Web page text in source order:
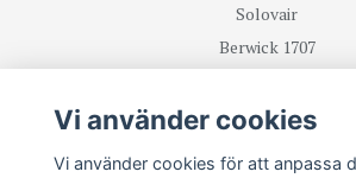
Solovair
Berwick 1707
TA DEL UTAV NYHETER OCH
Vi använder cookies
Vi använder cookies för att anpassa